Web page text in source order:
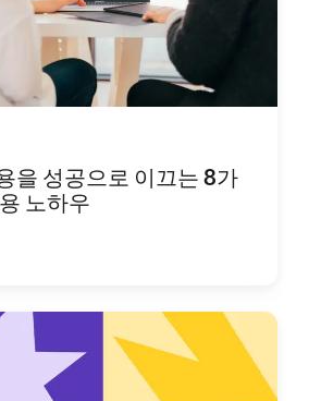
을 성공으로 이끄는 8가
노하우